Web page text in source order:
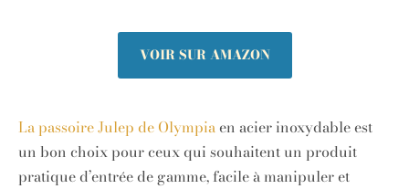
VOIR SUR AMAZON
La passoire Julep de Olympiaen acier inoxydable est
un bon choix pour ceux qui souhaitent un produit
pratique d’entrée de gamme, facile à manipuler et